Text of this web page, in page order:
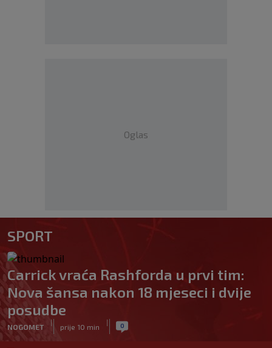
Oglas
SPORT
Carrick vraća Rashforda u prvi tim:
Nova šansa nakon 18 mjeseci i dvije
posudbe
NOGOMET
|
prije 10 min
| 0